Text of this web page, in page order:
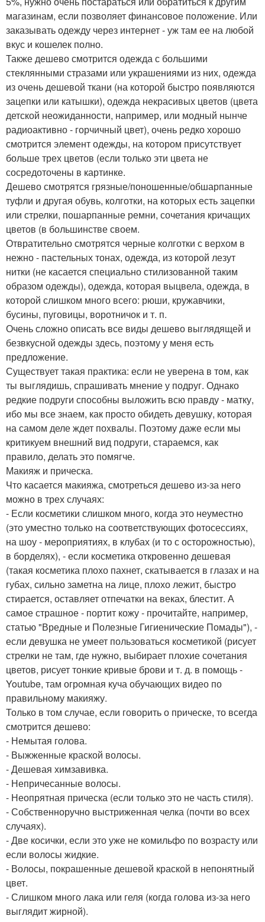
магазинам, если позволяет финансовое положение. Или
заказывать одежду через интернет - уж там ее на любой
вкус и кошелек полно.
Также дешево смотрится одежда с большими
стеклянными стразами или украшениями из них, одежда
из очень дешевой ткани (на которой быстро появляются
зацепки или катышки), одежда некрасивых цветов (цвета
детской неожиданности, например, или модный нынче
радиоактивно - горчичный цвет), очень редко хорошо
смотрится элемент одежды, на котором присутствует
больше трех цветов (если только эти цвета не
сосредоточены в картинке.
Дешево смотрятся грязные/поношенные/обшарпанные
туфли и другая обувь, колготки, на которых есть зацепки
или стрелки, пошарпанные ремни, сочетания кричащих
цветов (в большинстве своем.
Отвратительно смотрятся черные колготки с верхом в
нежно - пастельных тонах, одежда, из которой лезут
нитки (не касается специально стилизованной таким
образом одежды), одежда, которая выцвела, одежда, в
которой слишком много всего: рюши, кружавчики,
бусины, пуговицы, воротничок и т. п.
Очень сложно описать все виды дешево выглядящей и
безвкусной одежды здесь, поэтому у меня есть
предложение.
Существует такая практика: если не уверена в том, как
ты выглядишь, спрашивать мнение у подруг. Однако
редкие подруги способны выложить всю правду - матку,
ибо мы все знаем, как просто обидеть девушку, которая
на самом деле ждет похвалы. Поэтому даже если мы
критикуем внешний вид подруги, стараемся, как
правило, делать это помягче.
Макияж и прическа.
Что касается макияжа, смотреться дешево из-за него
можно в трех случаях:
- Если косметики слишком много, когда это неуместно
(это уместно только на соответствующих фотосессиях,
на шоу - мероприятиях, в клубах (и то с осторожностью),
в борделях), - если косметика откровенно дешевая
(такая косметика плохо пахнет, скатывается в глазах и на
губах, сильно заметна на лице, плохо лежит, быстро
стирается, оставляет отпечатки на веках, блестит. А
самое страшное - портит кожу - прочитайте, например,
статью "Вредные и Полезные Гигиенические Помады"), -
если девушка не умеет пользоваться косметикой (рисует
стрелки не там, где нужно, выбирает плохие сочетания
цветов, рисует тонкие кривые брови и т. д. в помощь -
Youtube, там огромная куча обучающих видео по
правильному макияжу.
Только в том случае, если говорить о прическе, то всегда
смотрится дешево:
- Немытая голова.
- Выжженные краской волосы.
- Дешевая химзавивка.
- Непричесанные волосы.
- Неопрятная прическа (если только это не часть стиля).
- Собственноручно выстриженная челка (почти во всех
случаях).
- Две косички, если это уже не комильфо по возрасту или
если волосы жидкие.
- Волосы, покрашенные дешевой краской в непонятный
цвет.
- Слишком много лака или геля (когда голова из-за него
выглядит жирной).